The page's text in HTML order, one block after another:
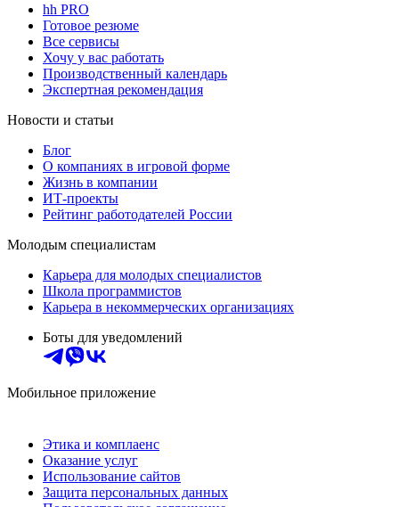
hh PRO
Готовое резюме
Все сервисы
Хочу у вас работать
Производственный календарь
Экспертная рекомендация
Новости и статьи
Блог
О компаниях в игровой форме
Жизнь в компании
ИТ-проекты
Рейтинг работодателей России
Молодым специалистам
Карьера для молодых специалистов
Школа программистов
Карьера в некоммерческих организациях
Боты для уведомлений
Мобильное приложение
Этика и комплаенс
Оказание услуг
Использование сайтов
Защита персональных данных